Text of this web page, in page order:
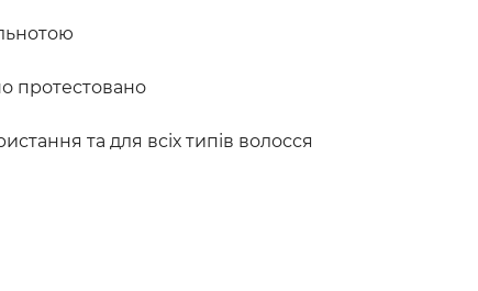
протестовано
та для всіх типів волосся